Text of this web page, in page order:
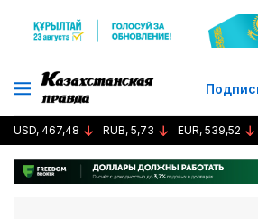
USD, 467,48 RUB, 5,73 EUR, 539,52